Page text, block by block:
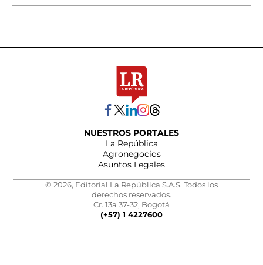
NUESTROS PORTALES
La República
Agronegocios
Asuntos Legales
© 2026, Editorial La República S.A.S. Todos los
derechos reservados.
Cr. 13a 37-32, Bogotá
(+57) 1 4227600